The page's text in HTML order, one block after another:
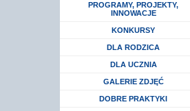
Rozwiń menu
PROGRAMY, PROJEKTY,
INNOWACJE
Rozwiń menu
KONKURSY
Rozwiń menu
DLA RODZICA
Rozwiń menu
DLA UCZNIA
GALERIE ZDJĘĆ
DOBRE PRAKTYKI